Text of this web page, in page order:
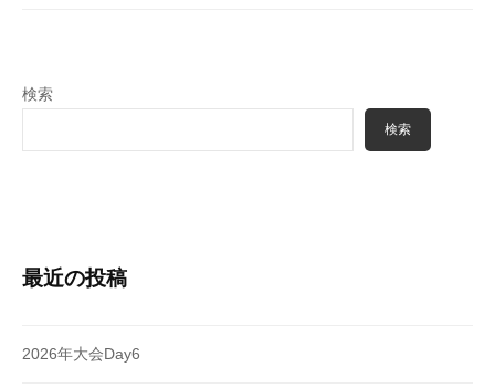
検索
検索
最近の投稿
2026年大会Day6